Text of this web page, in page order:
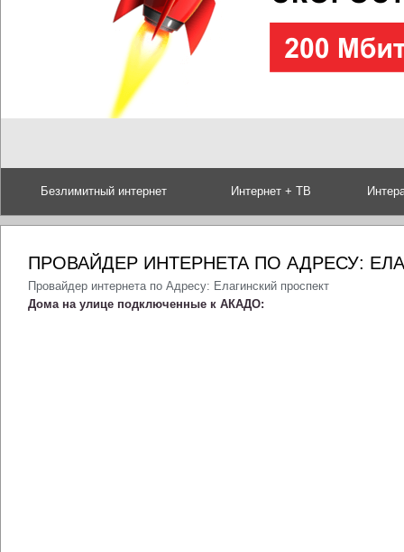
Безлимитный интернет Интернет + ТВ
ПРОВАЙДЕР ИНТЕРНЕТА ПО АДРЕСУ:
Провайдер интернета по Адресу: Елагинский проспект
Дома на улице подключенные к АКАДО: